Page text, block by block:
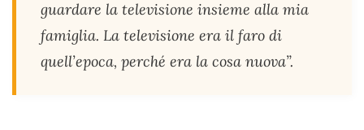
guardare la televisione insieme alla mia
famiglia. La televisione era il faro di
quell’epoca, perché era la cosa nuova”.